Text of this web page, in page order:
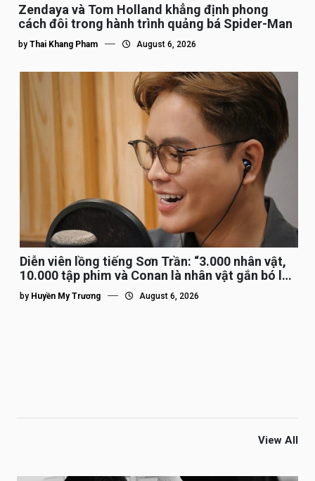
Zendaya và Tom Holland khẳng định phong
cách đôi trong hành trình quảng bá Spider-Man
by Thai Khang Pham August 6, 2026
Diễn viên lồng tiếng Sơn Trần: “3.000 nhân vật,
10.000 tập phim và Conan là nhân vật gắn bó lâu
nhất”
by Huyền My Trương August 6, 2026
View All